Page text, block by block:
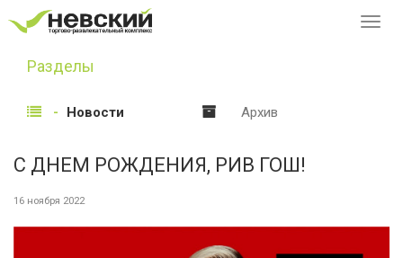
Разделы
Новости Архив
С ДНЕМ РОЖДЕНИЯ, РИВ ГОШ!
16 ноября 2022